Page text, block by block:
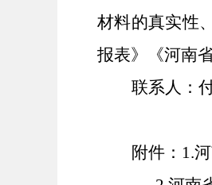
材料的真实性
报表》《河南
联系人：
附件： 1.